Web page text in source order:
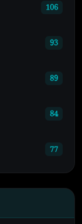
106
93
89
84
77